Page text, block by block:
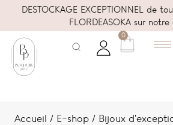
DESTOCKAGE EXCEPTIONNEL de
FLORDEASOKA sur
0
Accueil / E-shop / Bijoux